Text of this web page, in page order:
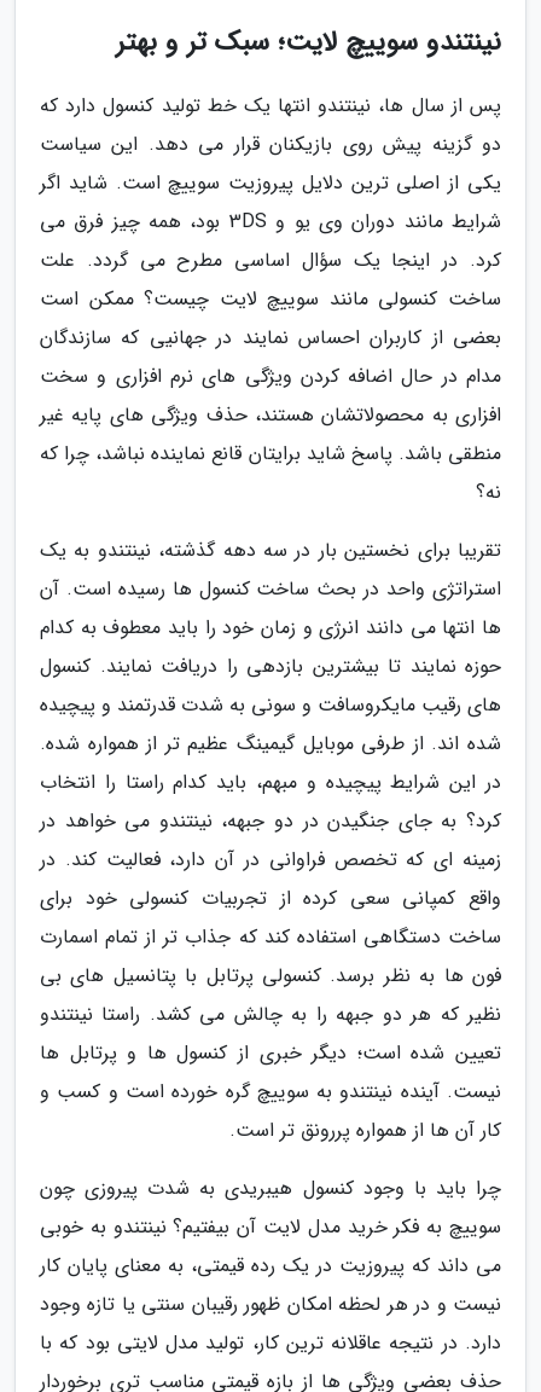
نینتندو سوییچ لایت؛ سبک تر و بهتر
پس از سال ها، نینتندو انتها یک خط تولید کنسول دارد که
دو گزینه پیش روی بازیکنان قرار می دهد. این سیاست
یکی از اصلی ترین دلایل پیروزیت سوییچ است. شاید اگر
شرایط مانند دوران وی یو و 3DS بود، همه چیز فرق می
کرد. در اینجا یک سؤال اساسی مطرح می گردد. علت
ساخت کنسولی مانند سوییچ لایت چیست؟ ممکن است
بعضی از کاربران احساس نمایند در جهانیی که سازندگان
مدام در حال اضافه کردن ویژگی های نرم افزاری و سخت
افزاری به محصولاتشان هستند، حذف ویژگی های پایه غیر
منطقی باشد. پاسخ شاید برایتان قانع نماینده نباشد، چرا که
نه؟
تقریبا برای نخستین بار در سه دهه گذشته، نینتندو به یک
استراتژی واحد در بحث ساخت کنسول ها رسیده است. آن
ها انتها می دانند انرژی و زمان خود را باید معطوف به کدام
حوزه نمایند تا بیشترین بازدهی را دریافت نمایند. کنسول
های رقیب مایکروسافت و سونی به شدت قدرتمند و پیچیده
شده اند. از طرفی موبایل گیمینگ عظیم تر از همواره شده.
در این شرایط پیچیده و مبهم، باید کدام راستا را انتخاب
کرد؟ به جای جنگیدن در دو جبهه، نینتندو می خواهد در
زمینه ای که تخصص فراوانی در آن دارد، فعالیت کند. در
واقع کمپانی سعی کرده از تجربیات کنسولی خود برای
ساخت دستگاهی استفاده کند که جذاب تر از تمام اسمارت
فون ها به نظر برسد. کنسولی پرتابل با پتانسیل های بی
نظیر که هر دو جبهه را به چالش می کشد. راستا نینتندو
تعیین شده است؛ دیگر خبری از کنسول ها و پرتابل ها
نیست. آینده نینتندو به سوییچ گره خورده است و کسب و
کار آن ها از همواره پررونق تر است.
چرا باید با وجود کنسول هیبریدی به شدت پیروزی چون
سوییچ به فکر خرید مدل لایت آن بیفتیم؟ نینتندو به خوبی
می داند که پیروزیت در یک رده قیمتی، به معنای پایان کار
نیست و در هر لحظه امکان ظهور رقیبان سنتی یا تازه وجود
دارد. در نتیجه عاقلانه ترین کار، تولید مدل لایتی بود که با
حذف بعضی ویژگی ها از بازه قیمتی مناسب تری برخوردار